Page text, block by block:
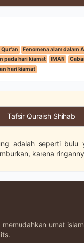
Fenomena alam dalam
pada hari kiamat
IMAN
hari kiamat
Tafsir Quraish Shihab
adalah seperti bulu
karena
umat islam